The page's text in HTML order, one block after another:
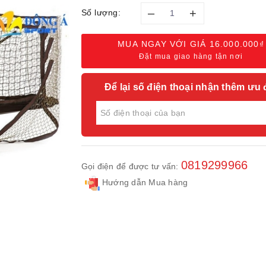
Số lượng: – +
MUA NGAY VỚI GIÁ 16.000.000₫
Đặt mua giao hàng tận nơi
Để lại số điện thoại nhận thêm ưu
Gọi điện để được tư vấn: 0819299966
Hướng dẫn Mua hàng